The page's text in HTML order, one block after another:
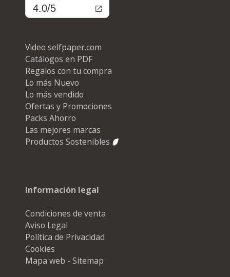
4.0/5
Video selfpaper.com
Catálogos en PDF
Regalos con tu compra
Lo más Nuevo
Lo más vendido
Ofertas y Promociones
Packs Ahorro
Las mejores marcas
Productos Sostenibles
Información legal
Condiciones de venta
Aviso Legal
Política de Privacidad
Cookies
Mapa web - Sitemap